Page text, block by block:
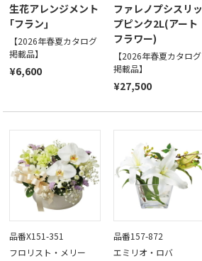
生花アレンジメント
｢フラン｣
【2026年春夏カタログ
掲載品】
¥6,600
ファレノプシスリッ
プピンク2L(アート
フラワー)
【2026年春夏カタログ
掲載品】
¥27,500
品番X151-351
フロリスト・メリー
品番157-872
エミリオ・ロバ